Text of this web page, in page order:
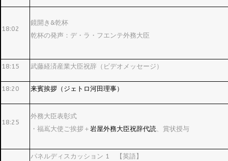
18:02
鏡開き&乾杯
乾杯の発声：デ・ラ・フエンテ外務大臣
18:15 武藤経済産業大臣祝辞（ビデオメッセージ）
18:20 来賓挨拶（ジェトロ河田理事）
18:25
外務大臣表彰式
・福嶌大使ご挨拶＋ 岩屋外務大臣祝辞代読 、賞状授与
パネルディスカッション 1 【英語】